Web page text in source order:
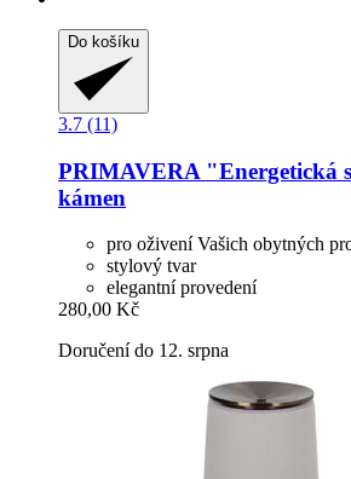
Do košíku
3.7 (11)
PRIMAVERA "Energetická
kámen
pro oživení Vašich obytných
stylový tvar
elegantní provedení
280,00 Kč
Doručení do 12. srpna